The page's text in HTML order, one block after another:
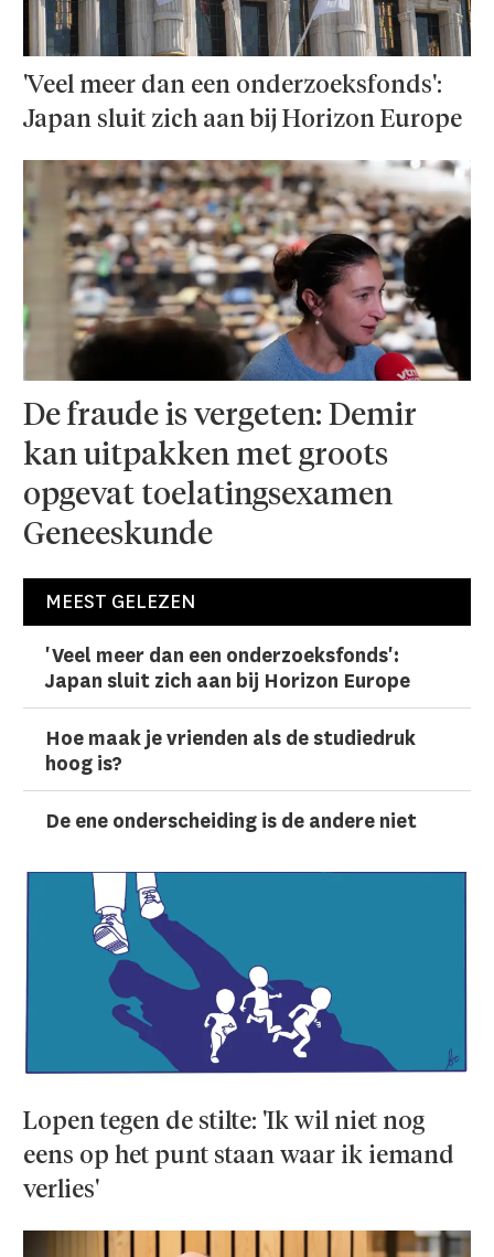
'Veel meer dan een onderzoeks­fonds':
Japan sluit zich aan bij Horizon Europe
De fraude is vergeten: Demir
kan uitpakken met groots
opgevat toelatingsexamen
Geneeskunde
MEEST GELEZEN
'Veel meer dan een onderzoeks­fonds':
Japan sluit zich aan bij Horizon Europe
Hoe maak je vrienden als de studiedruk
hoog is?
De ene onderscheiding is de andere niet
Lopen tegen de stilte: 'Ik wil niet nog
eens op het punt staan waar ik iemand
verlies'